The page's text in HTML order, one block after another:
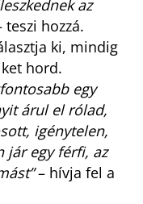
az
teszi hozzá.
ki, mindig
hord.
egy
árul el rólad,
igénytelen,
egy férfi, az
– hívja fel a